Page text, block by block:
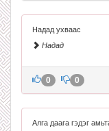
Надад ухваас
Надад
0 0
Алга даага гэдэг